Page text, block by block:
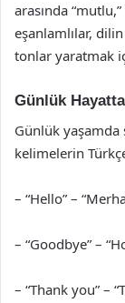
arasında
eşanlamlılar,
tonlar yaratmak
Günlük
Günlük yaşamda
kelimelerin
– “Hello” –
– “Goodbye” –
– “Thank you” –